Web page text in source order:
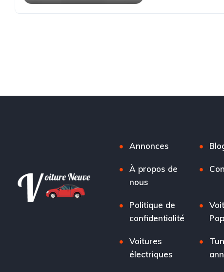
Annonces
À propos de
nous
Politique de
confidentialité
Voitures
électriques